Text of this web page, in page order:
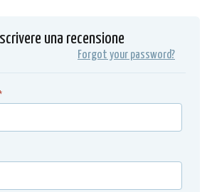
una recensione
Forgot your password?